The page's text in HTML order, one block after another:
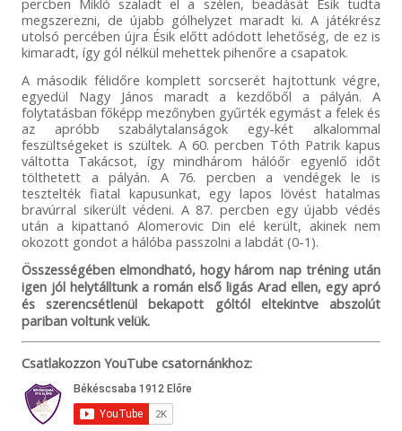
percben Mikló szaladt el a szélen, beadását Ésik tudta
megszerezni, de újabb gólhelyzet maradt ki. A játékrész
utolsó percében újra Ésik előtt adódott lehetőség, de ez is
kimaradt, így gól nélkül mehettek pihenőre a csapatok.
A második félidőre komplett sorcserét hajtottunk végre,
egyedül Nagy János maradt a kezdőből a pályán. A
folytatásban főképp mezőnyben gyűrték egymást a felek és
az apróbb szabálytalanságok egy-két alkalommal
feszültségeket is szültek. A 60. percben Tóth Patrik kapus
váltotta Takácsot, így mindhárom hálóőr egyenlő időt
tölthetett a pályán. A 76. percben a vendégek le is
tesztelték fiatal kapusunkat, egy lapos lövést hatalmas
bravúrral sikerült védeni. A 87. percben egy újabb védés
után a kipattanó Alomerovic Din elé került, akinek nem
okozott gondot a hálóba passzolni a labdát (0-1).
Összességében elmondható, hogy három nap tréning után
igen jól helytálltunk a román első ligás Arad ellen, egy apró
és szerencsétlenül bekapott góltól eltekintve abszolút
pariban voltunk velük.
Csatlakozzon YouTube csatornánkhoz: